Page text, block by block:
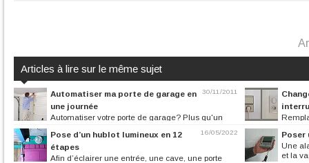
Articles à lire sur le même sujet
30/11/2011
Automatiser ma porte de garage en
une journée
Automatiser votre porte de garage? Plus qu'un
simple élément de confort, la...
interrupteur
16/05/2022
Pose d’un hublot lumineux en 12
étapes
Afin d’éclairer une entrée, une cave, une porte
Poser
Une
et la